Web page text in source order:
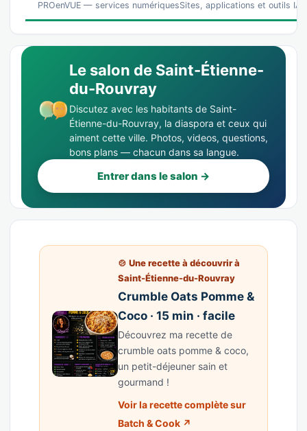
PROenVUE — services numériquesSites, applications et outils
Le salon de Saint-Étienne-
du-Rouvray
Discutez avec les habitants de Saint-
Étienne-du-Rouvray, la diaspora et ceux qui
aiment cette ville. Photos, videos, questions,
bons plans — chacun dans sa langue.
Entrer dans le salon →
🍲 Une recette à découvrir à
Saint-Étienne-du-Rouvray
Crumble Oats Pomme &
Coco · 15 min · facile
Découvrez ma recette de
crumble oats pomme & coco,
un petit-déjeuner sain et
gourmand !
Voir la recette complète sur
Batch & Cook ↗